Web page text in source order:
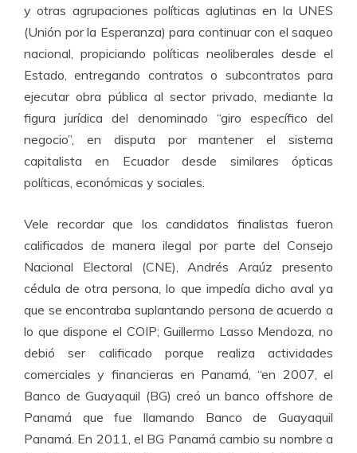
y otras agrupaciones políticas aglutinas en la UNES
(Unión por la Esperanza) para continuar con el saqueo
nacional, propiciando políticas neoliberales desde el
Estado, entregando contratos o subcontratos para
ejecutar obra pública al sector privado, mediante la
figura jurídica del denominado “giro específico del
negocio”, en disputa por mantener el sistema
capitalista en Ecuador desde similares ópticas
políticas, económicas y sociales.
Vele recordar que los candidatos finalistas fueron
calificados de manera ilegal por parte del Consejo
Nacional Electoral (CNE), Andrés Araúz presento
cédula de otra persona, lo que impedía dicho aval ya
que se encontraba suplantando persona de acuerdo a
lo que dispone el COIP; Guillermo Lasso Mendoza, no
debió ser calificado porque realiza actividades
comerciales y financieras en Panamá, “en 2007, el
Banco de Guayaquil (BG) creó un banco offshore de
Panamá que fue llamando Banco de Guayaquil
Panamá. En 2011, el BG Panamá cambio su nombre a